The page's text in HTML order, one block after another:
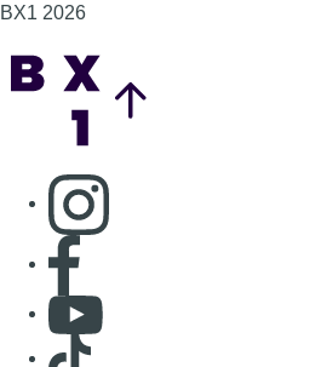
BX1 2026
Consulter page Instagram
Consulter page Facebook
Consulter Youtube
Consulter TikTok